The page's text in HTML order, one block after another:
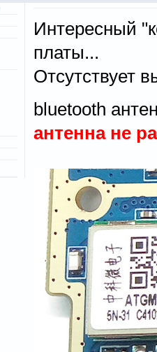
Интересный
платы...
Отсутствует
bluetooth
антенна не